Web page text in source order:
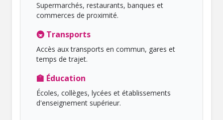
Supermarchés, restaurants, banques et
commerces de proximité.
🚇 Transports
Accès aux transports en commun, gares et
temps de trajet.
🏫 Éducation
Écoles, collèges, lycées et établissements
d'enseignement supérieur.